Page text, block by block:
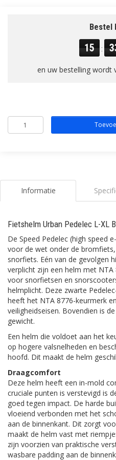
Bestel
15 :
en uw bestelling wordt
Informatie
Fietshelm Urban Pedelec L-XL
De Speed Pedelec (high speed
voor de wet onder de
snorfiets. Eén van de gevolgen
verplicht zijn een helm met
voor snorfietsen en
helmplicht. Deze zwarte
heeft het NTA 8776-keurmerk
veiligheidseisen. Bovendien is
gewicht.
Een helm die voldoet aan het
op hogere valsnelheden en
hoofd. Dit maakt de helm
Draagcomfort
Deze helm heeft een in-mold
cruciale punten is verstevigd is
goed tegen impact. De harde
vloeiend verbonden met het
aan de binnenkant. Dit zorgt
maakt de helm vast met
zijn voorzien van praktische
wasbare padding aan de